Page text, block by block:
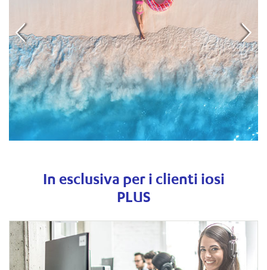
In esclusiva per i clienti iosi
PLUS